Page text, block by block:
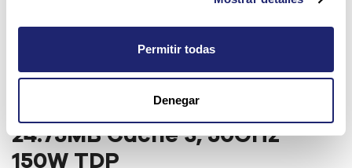
Permitir todas
Denegar
Intel Xeon Gold 6144 8-Core
24.75MB Cache 3, 50GHz
150W TDP